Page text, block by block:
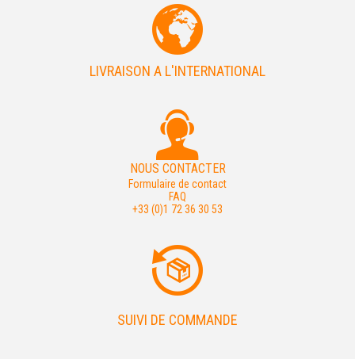
LIVRAISON A L'INTERNATIONAL
NOUS CONTACTER
Formulaire de contact
FAQ
+33 (0)1 72 36 30 53
SUIVI DE COMMANDE